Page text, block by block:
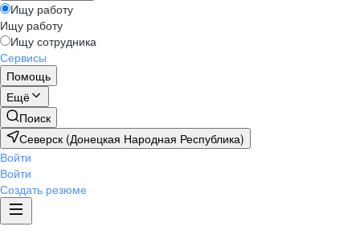
Ищу работу
Ищу работу
Ищу сотрудника
Сервисы
Помощь
Ещё
Поиск
Северск (Донецкая Народная Республика)
Войти
Войти
Создать резюме